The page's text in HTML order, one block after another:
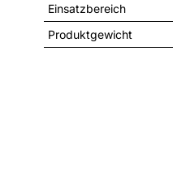
Einsatzbereich
Produktgewicht